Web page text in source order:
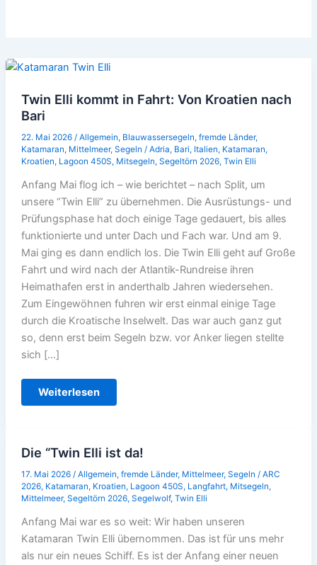
Twin Elli kommt in Fahrt: Von Kroatien nach
Bari
22. Mai 2026 / Allgemein, Blauwassersegeln, fremde Länder,
Katamaran, Mittelmeer, Segeln / Adria, Bari, Italien, Katamaran,
Kroatien, Lagoon 450S, Mitsegeln, Segeltörn 2026, Twin Elli
Anfang Mai flog ich – wie berichtet – nach Split, um
unsere “Twin Elli” zu übernehmen. Die Ausrüstungs- und
Prüfungsphase hat doch einige Tage gedauert, bis alles
funktionierte und unter Dach und Fach war. Und am 9.
Mai ging es dann endlich los. Die Twin Elli geht auf Große
Fahrt und wird nach der Atlantik-Rundreise ihren
Heimathafen erst in anderthalb Jahren wiedersehen.
Zum Eingewöhnen fuhren wir erst einmal einige Tage
durch die Kroatische Inselwelt. Das war auch ganz gut
so, denn erst beim Segeln bzw. vor Anker liegen stellte
sich […]
Twin
Kroatien
nach
Bari
Weiterlesen
Die “Twin Elli ist da!
17. Mai 2026 / Allgemein, fremde Länder, Mittelmeer, Segeln / ARC
2026, Katamaran, Kroatien, Lagoon 450S, Langfahrt, Mitsegeln,
Mittelmeer, Segeltörn 2026, Segelwolf, Twin Elli
Anfang Mai war es so weit: Wir haben unseren
Katamaran Twin Elli übernommen. Das ist für uns mehr
als nur ein neues Schiff. Es ist der Anfang einer neuen